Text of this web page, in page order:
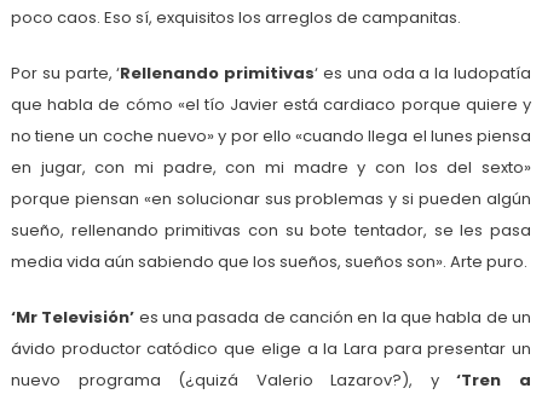
poco caos. Eso sí, exquisitos los arreglos de campanitas.
Por su parte, ‘Rellenando primitivas‘ es una oda a la ludopatía
que habla de cómo «el tío Javier está cardiaco porque quiere y
no tiene un coche nuevo» y por ello «cuando llega el lunes piensa
en jugar, con mi padre, con mi madre y con los del sexto»
porque piensan «en solucionar sus problemas y si pueden algún
sueño, rellenando primitivas con su bote tentador, se les pasa
media vida aún sabiendo que los sueños, sueños son». Arte puro.
‘Mr Televisión’ es una pasada de canción en la que habla de un
ávido productor catódico que elige a la Lara para presentar un
nuevo programa (¿quizá Valerio Lazarov?), y‘Tren a